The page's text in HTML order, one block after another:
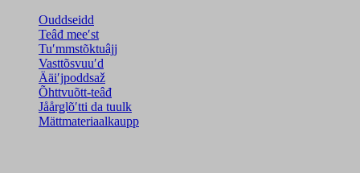
Ouddseidd
Teâđ meeʹst
Tuʹmmstõktuâjj
Vasttõsvuuʹd
Ääiʹjpoddsaž
Õhttvuõtt-teâđ
Jåårǥlõʹtti da tuulk
Mättmateriaalkaupp